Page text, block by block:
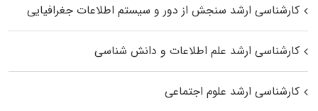
کارشناسی ارشد سنجش از دور و سیستم اطلاعات جغرافیایی
کارشناسی ارشد علم اطلاعات و دانش شناسی
کارشناسی ارشد علوم اجتماعی